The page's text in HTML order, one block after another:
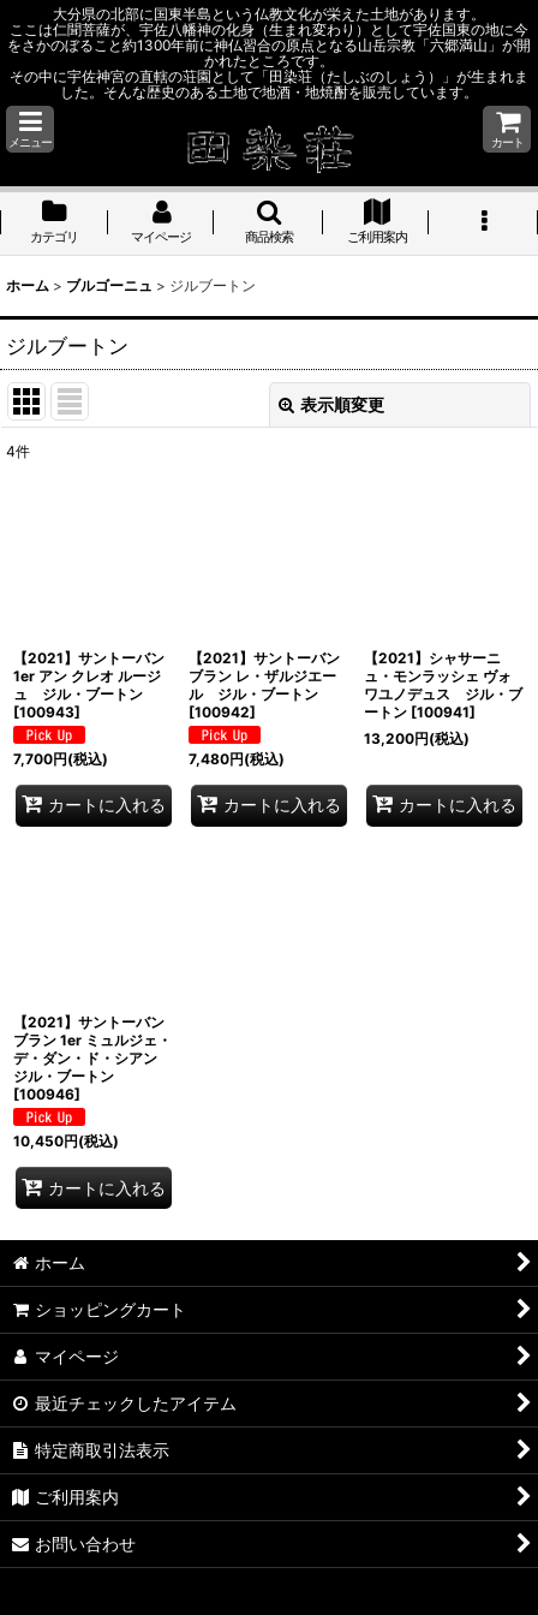
大分県の北部に国東半島という仏教文化が栄えた土地があります。
ここは仁聞菩薩が、宇佐八幡神の化身（生まれ変わり）として宇佐国東の地に今
をさかのぼること約1300年前に神仏習合の原点となる山岳宗教「六郷満山」が開
かれたところです。
その中に宇佐神宮の直轄の荘園として「田染荘（たしぶのしょう）」が生まれま
した。そんな歴史のある土地で地酒・地焼酎を販売しています。
メニュー カート
カテゴリ マイページ 商品検索 ご利用案内
ホーム > ブルゴーニュ > ジルブートン
ジルブートン
表示順変更
4件
【2021】サントーバン
1er アン クレオ ルージ
ュ ジル・ブートン
[100943]
7,700円(税込)
カートに入れる
【2021】サントーバン
ブラン レ・ザルジエー
ル ジル・ブートン
[100942]
7,480円(税込)
カートに入れる
【2021】シャサーニ
ュ・モンラッシェ ヴォ
ワユノデュス ジル・ブ
ートン [100941]
13,200円(税込)
カートに入れる
【2021】サントーバン
ブラン 1er ミュルジェ・
デ・ダン・ド・シアン
ジル・ブートン
[100946]
10,450円(税込)
カートに入れる
ホーム
ショッピングカート
マイページ
最近チェックしたアイテム
特定商取引法表示
ご利用案内
お問い合わせ